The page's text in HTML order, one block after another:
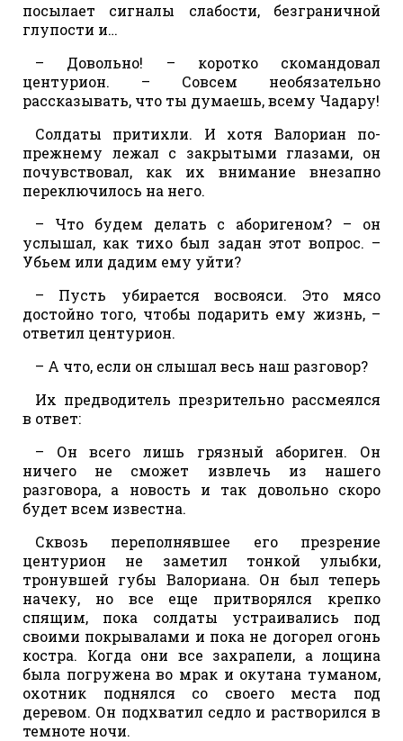
посылает сигналы слабости, безграничной
глупости и…
– Довольно! – коротко скомандовал
центурион. – Совсем необязательно
рассказывать, что ты думаешь, всему Чадару!
Солдаты притихли. И хотя Валориан по-
прежнему лежал с закрытыми глазами, он
почувствовал, как их внимание внезапно
переключилось на него.
– Что будем делать с аборигеном? – он
услышал, как тихо был задан этот вопрос. –
Убьем или дадим ему уйти?
– Пусть убирается восвояси. Это мясо
достойно того, чтобы подарить ему жизнь, –
ответил центурион.
– А что, если он слышал весь наш разговор?
Их предводитель презрительно рассмеялся
в ответ:
– Он всего лишь грязный абориген. Он
ничего не сможет извлечь из нашего
разговора, а новость и так довольно скоро
будет всем известна.
Сквозь переполнявшее его презрение
центурион не заметил тонкой улыбки,
тронувшей губы Валориана. Он был теперь
начеку, но все еще притворялся крепко
спящим, пока солдаты устраивались под
своими покрывалами и пока не догорел огонь
костра. Когда они все захрапели, а лощина
была погружена во мрак и окутана туманом,
охотник поднялся со своего места под
деревом. Он подхватил седло и растворился в
темноте ночи.